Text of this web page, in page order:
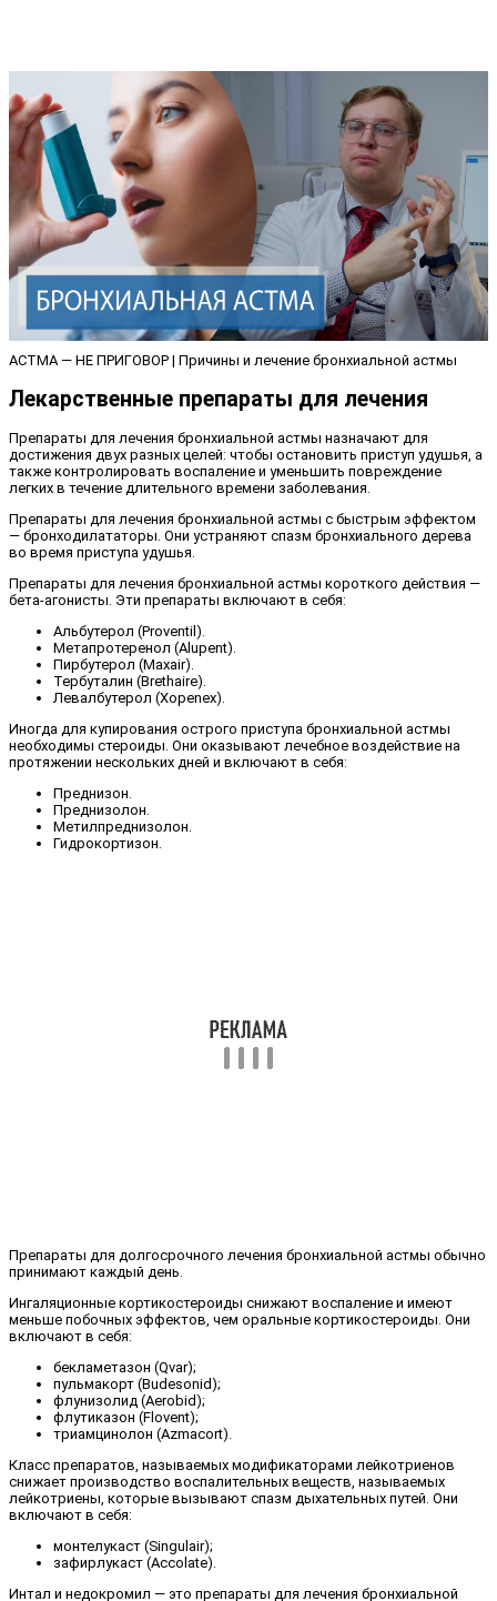
АСТМА — НЕ ПРИГОВОР | Причины и лечение бронхиальной астмы
Лекарственные препараты для лечения
Препараты для лечения бронхиальной астмы назначают для
достижения двух разных целей: чтобы остановить приступ удушья, а
также контролировать воспаление и уменьшить повреждение
легких в течение длительного времени заболевания.
Препараты для лечения бронхиальной астмы с быстрым эффектом
— бронходилататоры. Они устраняют спазм бронхиального дерева
во время приступа удушья.
Препараты для лечения бронхиальной астмы короткого действия —
бета-агонисты. Эти препараты включают в себя:
Альбутерол (Proventil).
Метапротеренол (Alupent).
Пирбутерол (Maxair).
Тербуталин (Brethaire).
Левалбутерол (Xopenex).
Иногда для купирования острого приступа бронхиальной астмы
необходимы стероиды. Они оказывают лечебное воздействие на
протяжении нескольких дней и включают в себя:
Преднизон.
Преднизолон.
Метилпреднизолон.
Гидрокортизон.
Препараты для долгосрочного лечения бронхиальной астмы обычно
принимают каждый день.
Ингаляционные кортикостероиды снижают воспаление и имеют
меньше побочных эффектов, чем оральные кортикостероиды. Они
включают в себя:
бекламетазон (Qvar);
пульмакорт (Budesonid);
флунизолид (Aerobid);
флутиказон (Flovent);
триамцинолон (Azmacort).
Класс препаратов, называемых модификаторами лейкотриенов
снижает производство воспалительных веществ, называемых
лейкотриены, которые вызывают спазм дыхательных путей. Они
включают в себя:
монтелукаст (Singulair);
зафирлукаст (Accolate).
Интал и недокромил — это препараты для лечения бронхиальной